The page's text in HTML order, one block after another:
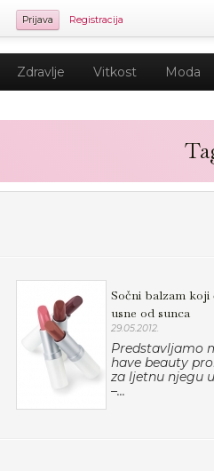
Prijava Registracija
Zdravlje Vitkost Moda
Sočni balzam koji
usne od sunca
29.05.2012.
Predstavljamo
have beauty
za ljetnu njegu
–...